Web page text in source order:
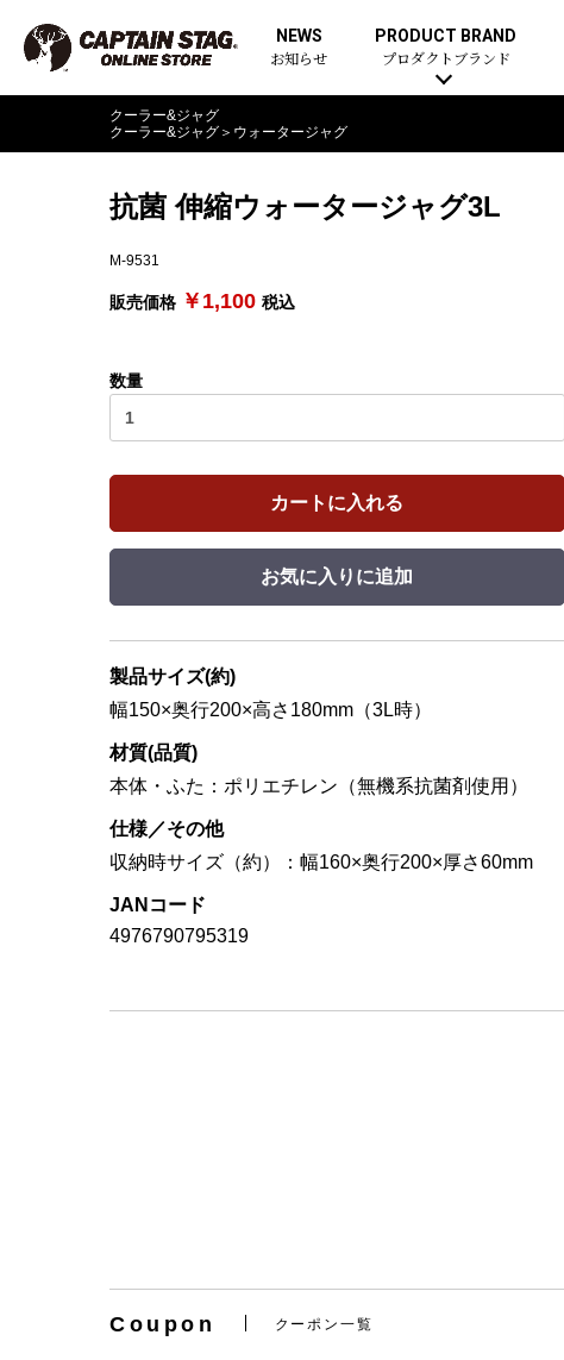
NEWS
お知らせ
PRODUCT BRAND
プロダクトブランド
クーラー&ジャグ
クーラー&ジャグ ＞ ウォータージャグ
抗菌 伸縮ウォータージャグ3L
M-9531
販売価格 ￥1,100 税込
数量
カートに入れる
お気に入りに追加
製品サイズ(約)
幅150×奥行200×高さ180mm（3L時）
材質(品質)
本体・ふた：ポリエチレン（無機系抗菌剤使用）
仕様／その他
収納時サイズ（約）：幅160×奥行200×厚さ60mm
JANコード
4976790795319
Coupon クーポン一覧